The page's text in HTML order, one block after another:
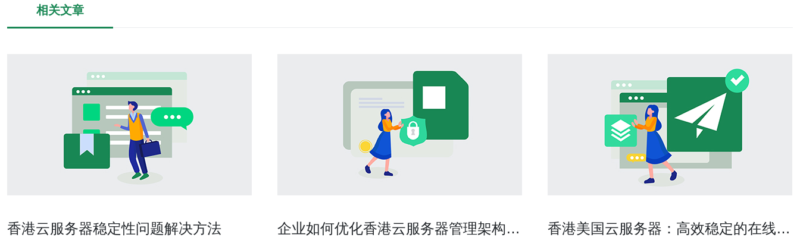
相关文章
香港云服务器稳定性问题解决方法
企业如何优化香港云服务器管理架构提
香港美国云服务器：高效稳定的在线数